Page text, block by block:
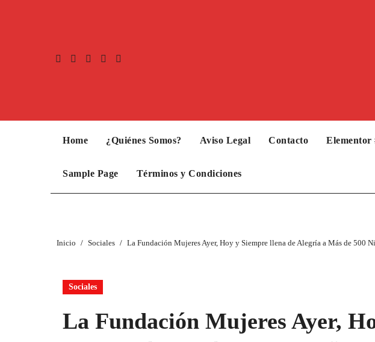
Home ¿Quiénes Somos? Aviso Legal Contacto Elementor
Sample Page Términos y Condiciones
Inicio Sociales La Fundación Mujeres Ayer, Hoy y Siempre llena de Alegría a Más de 500
Sociales
La Fundación Mujeres Ayer,